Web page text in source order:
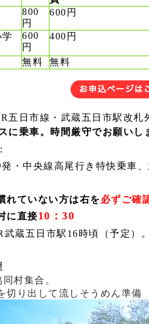
800
円
600円
600
円
400円
無料 無料
五日市線・武蔵五日市駅改札
に乗車。時間厳守でお願いし
・中央線高尾行き特快乗車
れていない方は右を必ずご
に直接10：30
武蔵五日市駅16時頃（予定）
同村集合。
切り出して流しそうめん準備